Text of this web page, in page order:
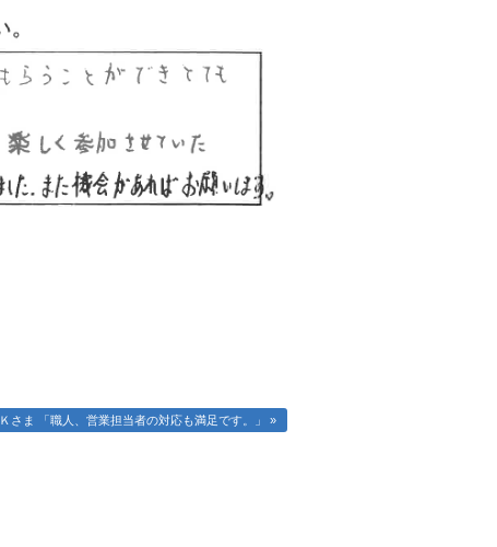
さま 「職人、営業担当者の対応も満足です。」 »